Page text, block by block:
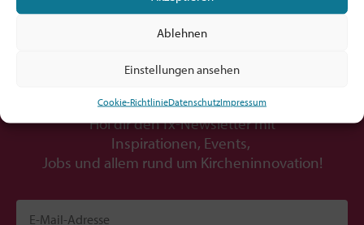
Ablehnen
Einstellungen ansehen
Cookie-RichtlinieDatenschutzImpressum
Hol dir den fx-Newsletter mit
Inspirationen, Events,
Jobs und allem rund um Kircheninnovation!